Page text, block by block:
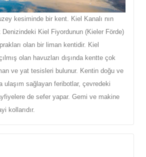
kesiminde bir kent. Kiel Kanalı nın
Denizindeki Kiel Fiyordunun (Kieler Förde)
olan bir liman kentidir. Kiel
olan havuzları dışında kentte çok
ve yat tesisleri bulunur. Kentin doğu ve
ulaşım sağlayan feribotlar, çevredeki
de sefer yapar. Gemi ve makine
kollarıdır.